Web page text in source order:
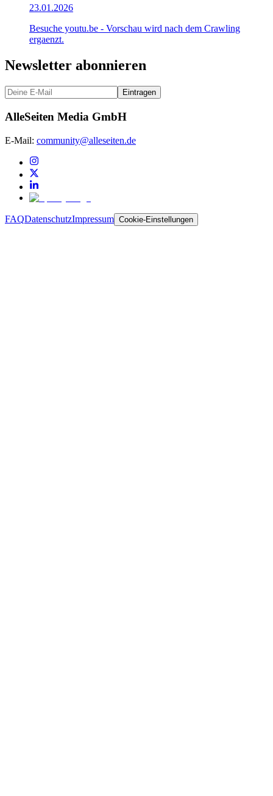
23.01.2026
Besuche youtu.be - Vorschau wird nach dem Crawling
ergaenzt.
Newsletter abonnieren
Eintragen
AlleSeiten Media GmbH
E-Mail: community@alleseiten.de
FAQDatenschutzImpressum Cookie-Einstellungen